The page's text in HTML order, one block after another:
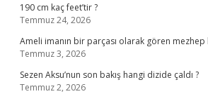
190 cm kaç feet’tir ?
Temmuz 24, 2026
Ameli imanın bir parçası olarak gören mezhep
Temmuz 3, 2026
Sezen Aksu’nun son bakış hangi dizide çaldı ?
Temmuz 2, 2026